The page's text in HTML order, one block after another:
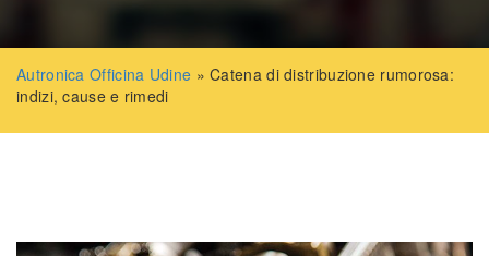
Autronica Officina Udine »Catena di distribuzione rumorosa:
indizi, cause e rimedi